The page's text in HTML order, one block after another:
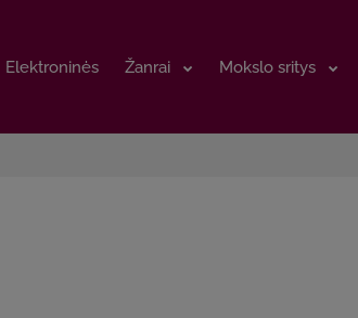
Elektroninės Žanrai Mokslo sritys
Elektroninės Žanrai Mokslo sritys